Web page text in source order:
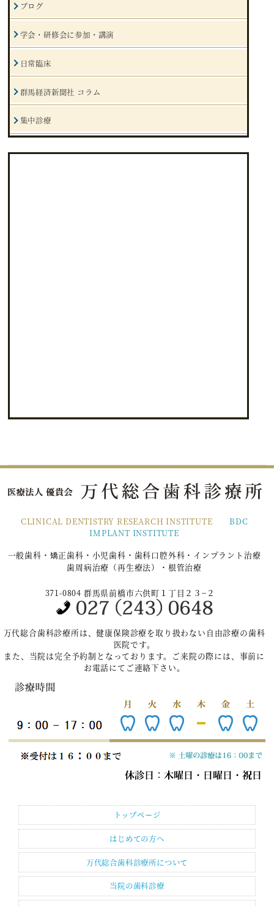
ブログ
学会・研修会に参加・講演
日常臨床
群馬経済新聞社 コラム
集中診療
CLINICAL DENTISTRY RESEARCH INSTITUTE
BDC
IMPLANT INSTITUTE
一般歯科・矯正歯科・小児歯科・歯科口腔外科・インプラント治療
歯周病治療（再生療法）・根管治療
371-0804 群馬県前橋市六供町１丁目２３−２
万代総合歯科診療所は、健康保険診療を取り扱わない自由診療の歯科
医院です。
また、当院は完全予約制となっております。ご来院の際には、事前に
お電話にてご連絡下さい。
トップページ
はじめての方へ
万代総合歯科診療所について
当院の歯科診療